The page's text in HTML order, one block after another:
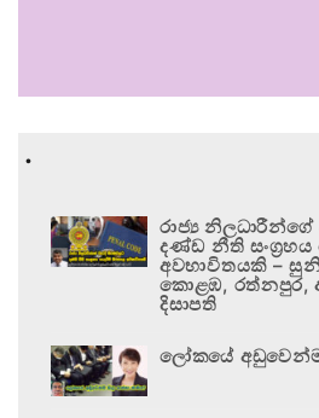
.
රාජ්‍ය
දණ්ඩ නීති
අවභාවිතයකි –
කොළඹ, රත්නපුර,
දිසාපති
ලෝකයේ අඩුවෙන්ම